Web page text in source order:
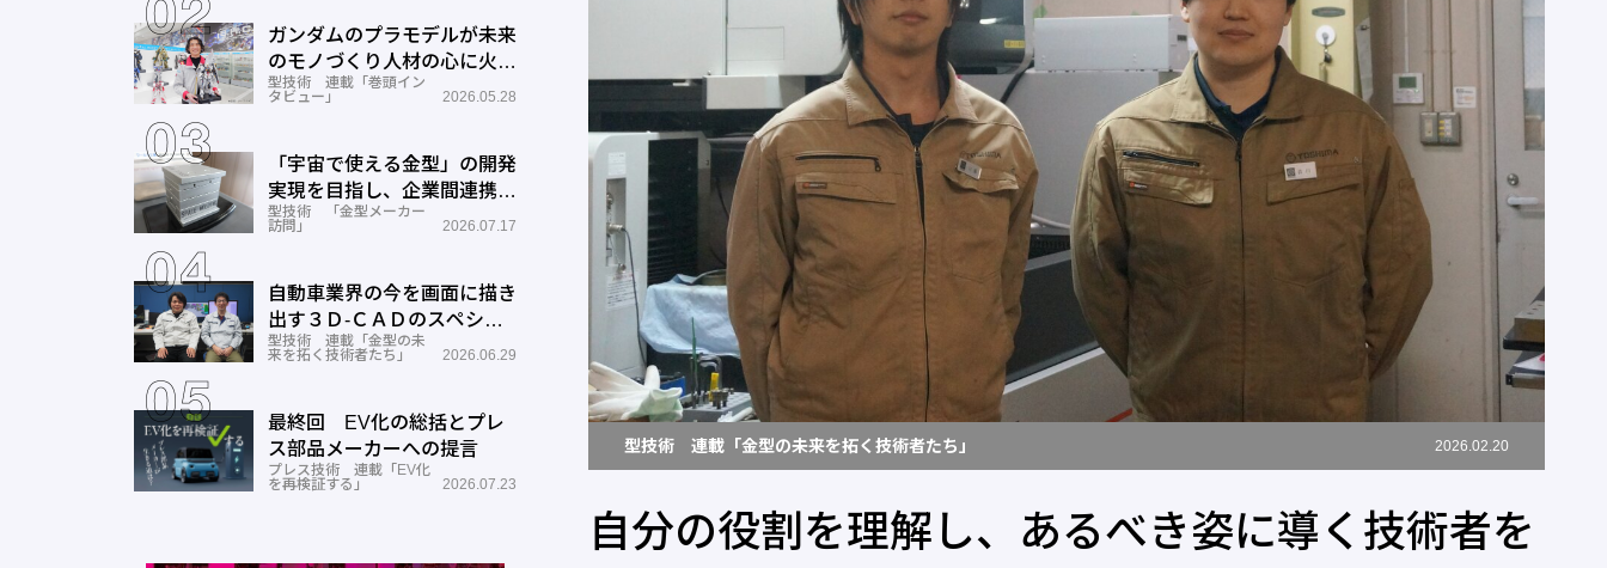
型技術 連載「金型の未来を拓く技術者たち」 2026.02.20
自分の役割を理解し、あるべき姿に導く技術者を
ガンダムのプラモデルが未来
のモノづくり人材の心に火を
つける―BANDAI SPIRITS
型技術 連載「巻頭イン
タビュー」
2026.05.28
「宇宙で使える金型」の開発
実現を目指し、企業間連携を
推進―ワールド工業
型技術 「金型メーカー
訪問」
2026.07.17
自動車業界の今を画面に描き
出す３Ｄ-ＣＡＤのスペシャ
リストとしての成長と展望ー
型技術 連載「金型の未
来を拓く技術者たち」
2026.06.29
最終回 EV化の総括とプレ
ス部品メーカーへの提言
プレス技術 連載「EV化
を再検証する」
2026.07.23